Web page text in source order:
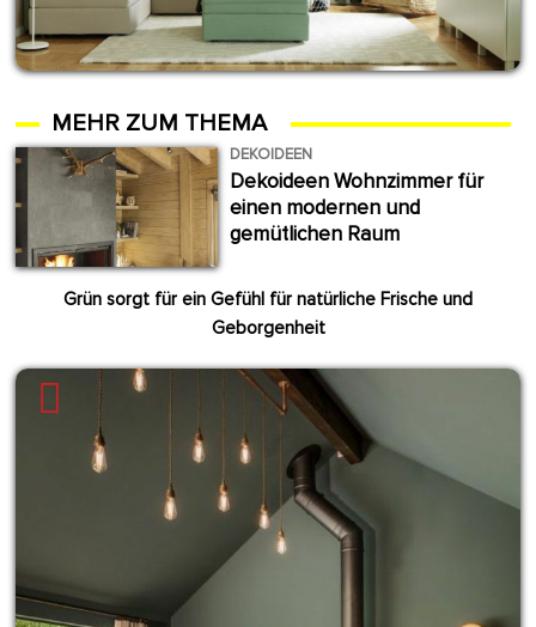
MEHR ZUM THEMA
DEKOIDEEN
Dekoideen Wohnzimmer für
einen modernen und
gemütlichen Raum
Grün sorgt für ein Gefühl für natürliche Frische und
Geborgenheit